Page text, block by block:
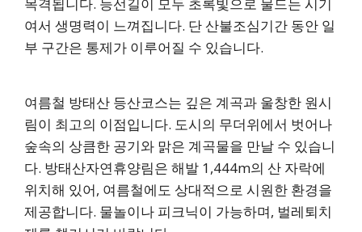
여서 생명력이 느껴집니다. 단 산불조심기간 동안 일
부 구간은 통제가 이루어질 수 있습니다.
여름철 방태산 등산코스는 깊은 계곡과 울창한 원시
림이 최고의 이점입니다. 도시의 무더위에서 벗어나
숲속의 상큼한 공기와 맑은 계곡물을 만날 수 있습니
다. 방태산자연휴양림은 해발 1,444m의 산 자락에
위치해 있어, 여름철에도 상대적으로 시원한 환경을
제공합니다. 물놀이나 피크닉이 가능하며, 벌레퇴치